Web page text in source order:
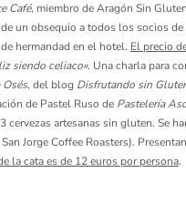
Café, miembro de Aragón Sin
un obsequio a todos los socios
hermandad en el hotel. El precio
siendo celiaco». Una charla para
Osés, del blog Disfrutando sin
de Pastel Ruso de Pastelería
cervezas artesanas sin gluten. Se
Jorge Coffee Roasters).
la cata es de 12 euros por persona.